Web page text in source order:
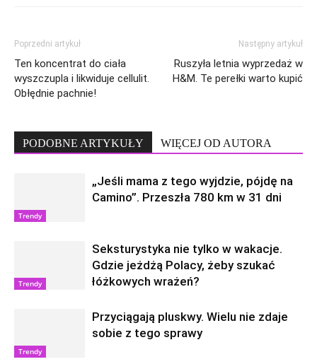
Poprzedni artykuł
Ten koncentrat do ciała
wyszczupla i likwiduje cellulit.
Obłędnie pachnie!
Następny artykuł
Ruszyła letnia wyprzedaż w
H&M. Te perełki warto kupić
PODOBNE ARTYKUŁY WIĘCEJ OD AUTORA
Trendy
„Jeśli mama z tego wyjdzie, pójdę na
Camino”. Przeszła 780 km w 31 dni
Trendy
Seksturystyka nie tylko w wakacje.
Gdzie jeżdżą Polacy, żeby szukać
łóżkowych wrażeń?
Trendy
Przyciągają pluskwy. Wielu nie zdaje
sobie z tego sprawy